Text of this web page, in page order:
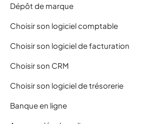
Dépôt de marque
Choisir son logiciel comptable
Choisir son logiciel de facturation
Choisir son CRM
Choisir son logiciel de trésorerie
Banque en ligne